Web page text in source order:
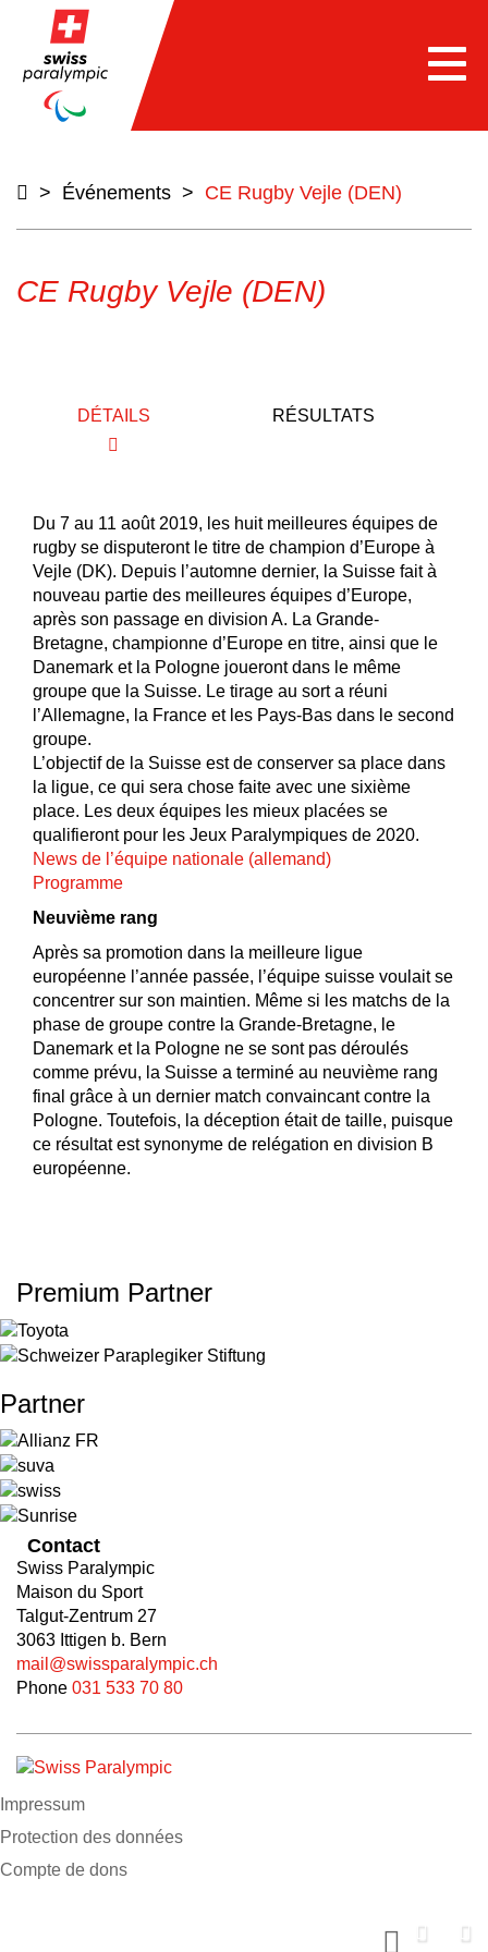
> Événements > CE Rugby Vejle (DEN)
CE Rugby Vejle (DEN)
DÉTAILS RÉSULTATS
Du 7 au 11 août 2019, les huit meilleures équipes de
rugby se disputeront le titre de champion d’Europe à
Vejle (DK). Depuis l’automne dernier, la Suisse fait à
nouveau partie des meilleures équipes d’Europe,
après son passage en division A. La Grande-
Bretagne, championne d’Europe en titre, ainsi que le
Danemark et la Pologne joueront dans le même
groupe que la Suisse. Le tirage au sort a réuni
l’Allemagne, la France et les Pays-Bas dans le second
groupe.
L’objectif de la Suisse est de conserver sa place dans
la ligue, ce qui sera chose faite avec une sixième
place. Les deux équipes les mieux placées se
qualifieront pour les Jeux Paralympiques de 2020.
News de l’équipe nationale (allemand)
Programme
Neuvième rang
Après sa promotion dans la meilleure ligue
européenne l’année passée, l’équipe suisse voulait se
concentrer sur son maintien. Même si les matchs de la
phase de groupe contre la Grande-Bretagne, le
Danemark et la Pologne ne se sont pas déroulés
comme prévu, la Suisse a terminé au neuvième rang
final grâce à un dernier match convaincant contre la
Pologne. Toutefois, la déception était de taille, puisque
ce résultat est synonyme de relégation en division B
européenne.
Premium Partner
Partner
Contact
Swiss Paralympic
Maison du Sport
Talgut-Zentrum 27
3063 Ittigen b. Bern
mail@swissparalympic.ch
Phone 031 533 70 80
Impressum
Protection des données
Compte de dons